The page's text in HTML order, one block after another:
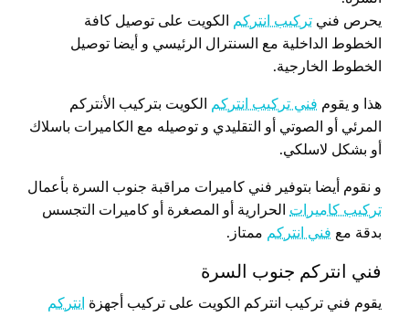
يحرص فني تركيب انتركم
الكويت على توصيل كافة
الخطوط الداخلية مع السنترال الرئيسي و أيضا توصيل
الخطوط الخارجية.
هذا و يقوم فني تركيب انتركم
الكويت بتركيب الأنتركم
المرئي أو الصوتي أو التقليدي و توصيله مع الكاميرات باسلاك
أو بشكل لاسلكي.
و نقوم أيضا بتوفير فني كاميرات مراقبة جنوب السرة بأعمال
تركيب كاميرات الحرارية أو المصغرة أو كاميرات التجسس
بدقة مع فني انتركم ممتاز.
فني انتركم جنوب السرة
يقوم فني تركيب انتركم الكويت على تركيب أجهزة
انتركم